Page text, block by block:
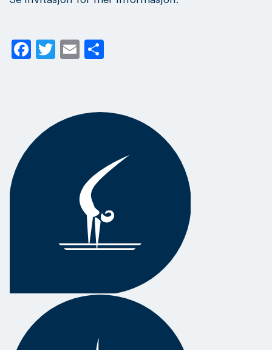
Facebook
Twitter
Email